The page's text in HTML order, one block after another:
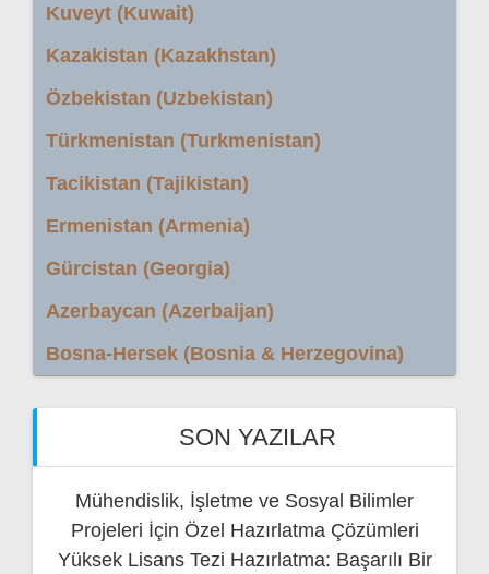
Kuveyt (Kuwait)
Kazakistan (Kazakhstan)
Özbekistan (Uzbekistan)
Türkmenistan (Turkmenistan)
Tacikistan (Tajikistan)
Ermenistan (Armenia)
Gürcistan (Georgia)
Azerbaycan (Azerbaijan)
Bosna-Hersek (Bosnia & Herzegovina)
SON YAZILAR
Mühendislik, İşletme ve Sosyal Bilimler
Projeleri İçin Özel Hazırlatma Çözümleri
Yüksek Lisans Tezi Hazırlatma: Başarılı Bir